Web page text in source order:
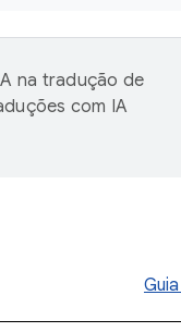
na tradução de
com IA